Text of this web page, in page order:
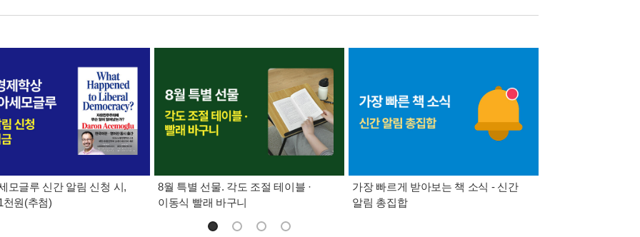
모글루 신간 알림 신청 시,
천원(추첨)
8월 특별 선물. 각도 조절 테이블 ·
이동식 빨래 바구니
가장 빠르게 받아보는 책 소식 - 신간
알림 총집합